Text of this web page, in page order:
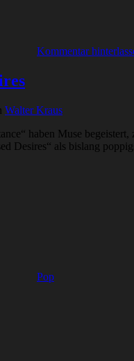
Kommentar
Walter Kraus
haben Muse
Desires“ als bislang
Pop